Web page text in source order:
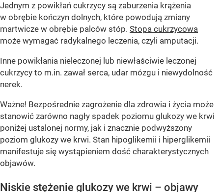
Jednym z powikłań cukrzycy są zaburzenia krążenia
w obrębie kończyn dolnych, które powodują zmiany
martwicze w obrębie palców stóp. Stopa cukrzycowa
może wymagać radykalnego leczenia, czyli amputacji.
Inne powikłania nieleczonej lub niewłaściwie leczonej
cukrzycy to m.in. zawał serca, udar mózgu i niewydolność
nerek.
Ważne! Bezpośrednie zagrożenie dla zdrowia i życia może
stanowić zarówno nagły spadek poziomu glukozy we krwi
poniżej ustalonej normy, jak i znacznie podwyższony
poziom glukozy we krwi. Stan hipoglikemii i hiperglikemii
manifestuje się wystąpieniem dość charakterystycznych
objawów.
Niskie stężenie glukozy we krwi – objawy